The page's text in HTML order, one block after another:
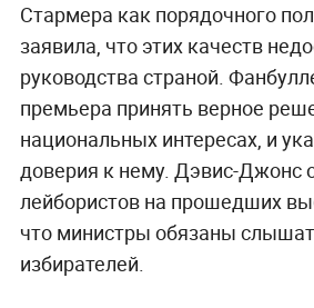
Стармера как порядочного
заявила, что этих качеств
руководства страной.
премьера принять верное
национальных интересах, и
доверия к нему. Дэвис-Джонс
лейбористов на прошедших
что министры обязаны
избирателей.